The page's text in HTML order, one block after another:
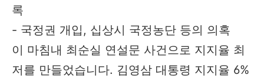
록
- 국정권 개입, 십상시 국정농단 등의 의혹
이 마침내 최순실 연설문 사건으로 지지율 최
저를 만들었습니다. 김영삼 대통령 지지율 6%